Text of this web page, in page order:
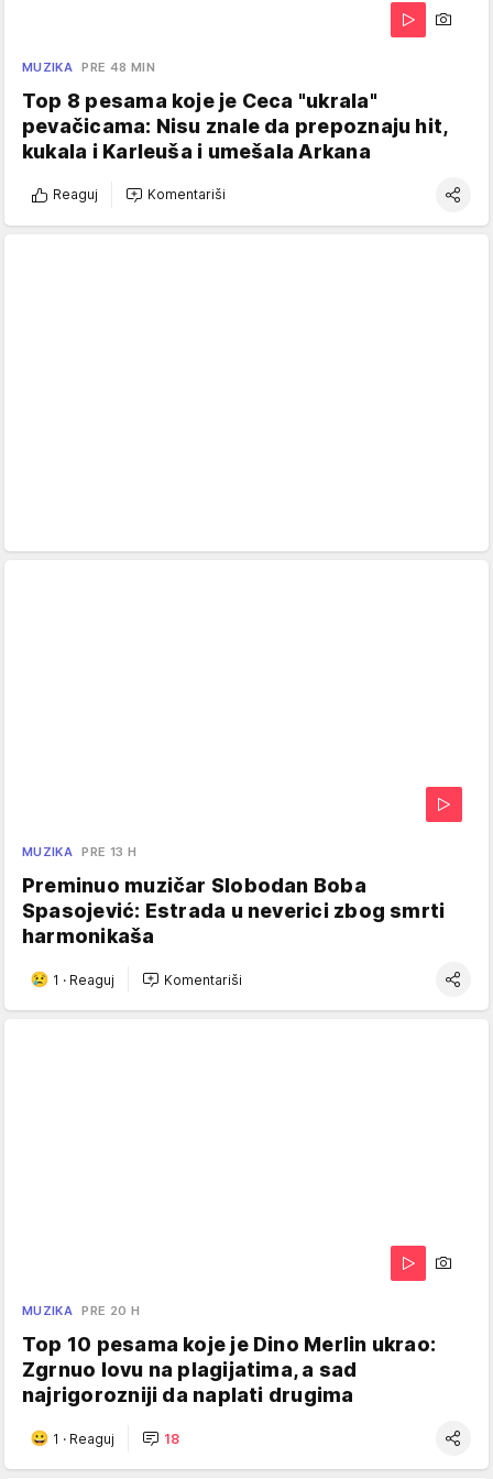
MUZIKA PRE 48 MIN
Top 8 pesama koje je Ceca "ukrala"
pevačicama: Nisu znale da prepoznaju hit,
kukala i Karleuša i umešala Arkana
Reaguj Komentariši
MUZIKA PRE 13 H
Preminuo muzičar Slobodan Boba
Spasojević: Estrada u neverici zbog smrti
harmonikaša
1 · Reaguj Komentariši
MUZIKA PRE 20 H
Top 10 pesama koje je Dino Merlin ukrao:
Zgrnuo lovu na plagijatima, a sad
najrigorozniji da naplati drugima
1 · Reaguj 18